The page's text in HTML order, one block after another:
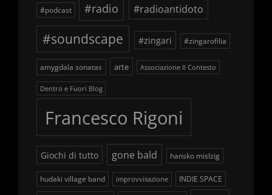
#podcast #radio #radioantidoto
#soundscape #zingari #zingarofilia
amygdala sonatas arte Associazione Il Contesto
Dentro e Fuori Blog
Francesco Rigoni
Giochi di tutto gone bald hansko mislzig
hudaki village band improvvisazione INDIE SPACE